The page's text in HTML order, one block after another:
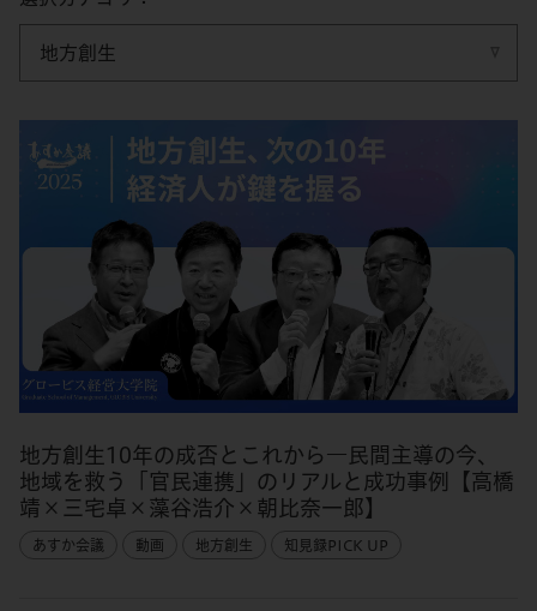
地方創生10年の成否とこれから―民間主導の今、
地域を救う「官民連携」のリアルと成功事例【高橋
靖×三宅卓×藻谷浩介×朝比奈一郎】
あすか会議 動画 地方創生 知見録PICK UP